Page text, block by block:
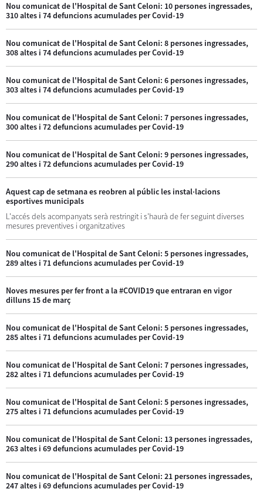
Nou comunicat de l'Hospital de Sant Celoni: 10 persones ingressades,
310 altes i 74 defuncions acumulades per Covid-19
Nou comunicat de l'Hospital de Sant Celoni: 8 persones ingressades,
308 altes i 74 defuncions acumulades per Covid-19
Nou comunicat de l'Hospital de Sant Celoni: 6 persones ingressades,
303 altes i 74 defuncions acumulades per Covid-19
Nou comunicat de l'Hospital de Sant Celoni: 7 persones ingressades,
300 altes i 72 defuncions acumulades per Covid-19
Nou comunicat de l'Hospital de Sant Celoni: 9 persones ingressades,
290 altes i 72 defuncions acumulades per Covid-19
Aquest cap de setmana es reobren al públic les instal·lacions
esportives municipals
L'accés dels acompanyats serà restringit i s'haurà de fer seguint diverses
mesures preventives i organitzatives
Nou comunicat de l'Hospital de Sant Celoni: 5 persones ingressades,
289 altes i 71 defuncions acumulades per Covid-19
Noves mesures per fer front a la #COVID19 que entraran en vigor
dilluns 15 de març
Nou comunicat de l'Hospital de Sant Celoni: 5 persones ingressades,
285 altes i 71 defuncions acumulades per Covid-19
Nou comunicat de l'Hospital de Sant Celoni: 7 persones ingressades,
282 altes i 71 defuncions acumulades per Covid-19
Nou comunicat de l'Hospital de Sant Celoni: 5 persones ingressades,
275 altes i 71 defuncions acumulades per Covid-19
Nou comunicat de l'Hospital de Sant Celoni: 13 persones ingressades,
263 altes i 69 defuncions acumulades per Covid-19
Nou comunicat de l'Hospital de Sant Celoni: 21 persones ingressades,
247 altes i 69 defuncions acumulades per Covid-19